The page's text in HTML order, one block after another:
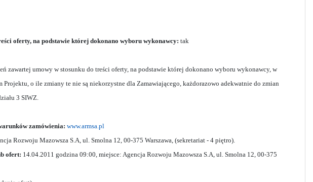
oferty, na podstawie której dokonano wyboru wykonawcy: tak
zawartej umowy w stosunku do treści oferty, na podstawie której dokonano wyboru wykonawcy, w
o ile zmiany te nie są niekorzystne dla Zamawiającego, każdorazowo adekwatnie do zmian
3 SIWZ.
zamówienia: www.armsa.pl
Rozwoju Mazowsza S.A, ul. Smolna 12, 00-375 Warszawa, (sekretariat - 4 piętro).
ofert: 14.04.2011 godzina 09:00, miejsce: Agencja Rozwoju Mazowsza S.A, ul. Smolna 12, 00-375